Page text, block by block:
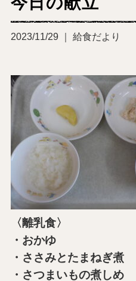
2023/11/29 ｜ 給食だより
〈離乳食〉
・おかゆ
・ささみとたまねぎ煮
・さつまいもの煮しめ